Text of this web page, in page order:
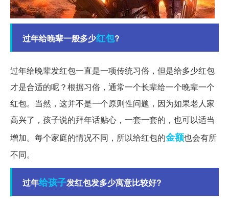
过年给晚辈一般多少红包?
过年给晚辈发红包一直是一项传统习俗，但是给多少红包
才是合适的呢？根据习俗，通常一个长辈给一个晚辈一个
红包。当然，这并不是一个原则性问题，因为如果老人家
高兴了，孩子说的拜年话贴心，一套一套的，也可以适当
增加。每个家庭的情况不同，所以给红包的金额也会有所
不同。
过年给孩子发红包发多少寓意比较好?